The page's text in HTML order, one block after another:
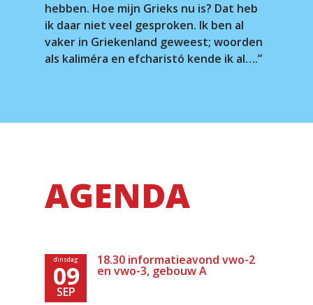
hebben. Hoe mijn Grieks nu is? Dat heb
ik daar niet veel gesproken. Ik ben al
vaker in Griekenland geweest; woorden
als kaliméra en efcharistó kende ik al….”
AGENDA
dinsdag
09
SEP
18.30 informatieavond vwo-2
en vwo-3, gebouw A